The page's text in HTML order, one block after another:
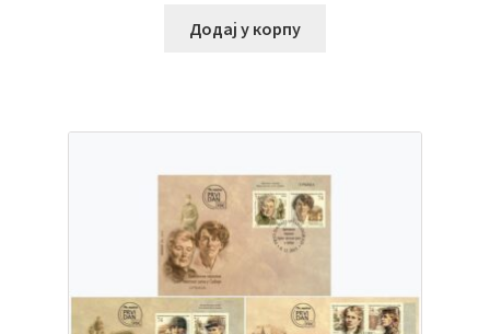
Додај у корпу